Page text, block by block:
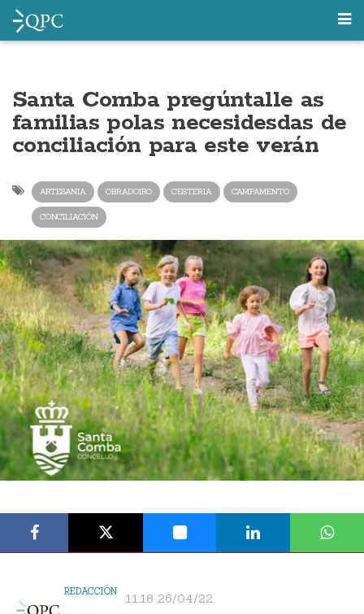
Santa Comba pregúntalle as
familias polas necesidesdas de
conciliación para este verán
ARTESANIA OBRADOIRO CESTERIA CAMPAMENTO
CONCILIACIÓN
REDACCIÓN 11:18 26/04/22